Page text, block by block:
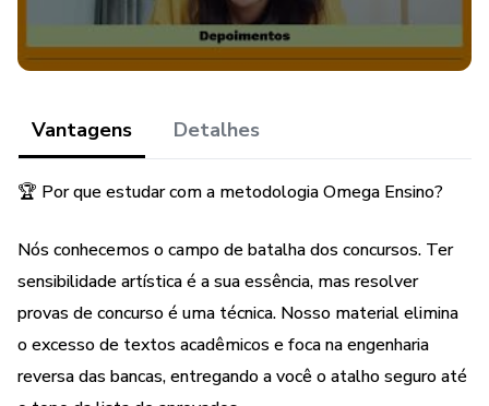
estratégico do mercado para os professores de Artes.
📘 O que é a Apostila Específica de Artes (Omega
Sob a coordenação do Prof. Paulo Cardoso, nós mapeamos
os editais mais rigorosos do país. Pegamos a teoria densa
traduzimos para a linguagem direta e objetiva que
realmente garante pontos na prova.
O que você vai destravar neste arsenal de aprovação:
🎨 História da Arte Descomplicada: Resumos
Vantagens Detalhes
🏆 Por que estudar com a metodologia Omega Ensino?
Nós conhecemos o campo de batalha dos concursos. Ter
sensibilidade artística é a sua essência, mas resolver
provas de concurso é uma técnica. Nosso material elimina
o excesso de textos acadêmicos e foca na engenharia
reversa das bancas, entregando a você o atalho seguro até